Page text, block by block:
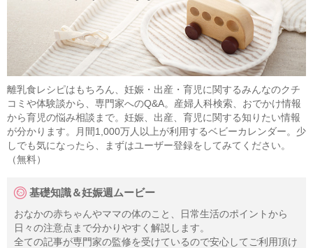
離乳食レシピはもちろん、妊娠・出産・育児に関するみんなのクチ
コミや体験談から、専門家へのQ&A。産婦人科検索、おでかけ情報
から育児の悩み相談まで。妊娠、出産、育児に関する知りたい情報
が分かります。月間1,000万人以上が利用するベビーカレンダー。少
しでも気になったら、まずはユーザー登録をしてみてください。
（無料）
基礎知識＆妊娠週ムービー
おなかの赤ちゃんやママの体のこと、日常生活のポイントから
日々の注意点まで分かりやすく解説します。
全ての記事が専門家の監修を受けているので安心してご利用頂け